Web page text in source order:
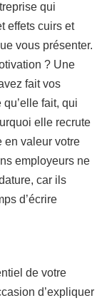
qui
effets cuirs et
vous présenter.
? Une
fait vos
fait, qui
elle recrute
en valeur votre
employeurs ne
car ils
d’écrire
de votre
d’expliquer